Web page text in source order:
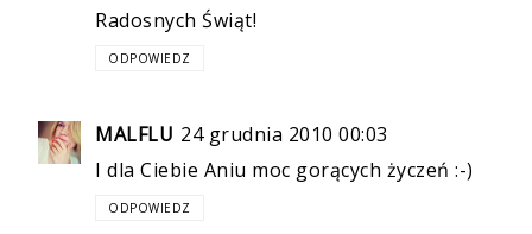
Radosnych Świąt!
ODPOWIEDZ
MALFLU 24 grudnia 2010 00:03
I dla Ciebie Aniu moc gorących życzeń :-)
ODPOWIEDZ